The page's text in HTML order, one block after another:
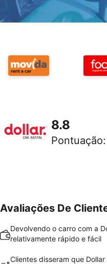
8.8
Pontuação:
Avaliações De
Devolvendo o carro com a
relativamente rápido e fácil
Clientes disseram que